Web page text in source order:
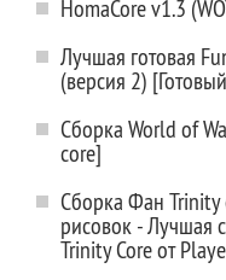
HomaCore v1.3
Лучшая готовая
(версия 2)
Сборка World of
core]
Сборка Фан Trinity
рисовок - Лучшая
Trinity Core от